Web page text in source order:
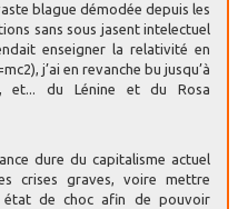
blague démodée depuis les
sans sous jasent intelectuel
enseigner la relativité en
j’ai en revanche bu jusqu’à
et... du Lénine et du Rosa
dure du capitalisme actuel
crises graves, voire mettre
état de choc afin de pouvoir